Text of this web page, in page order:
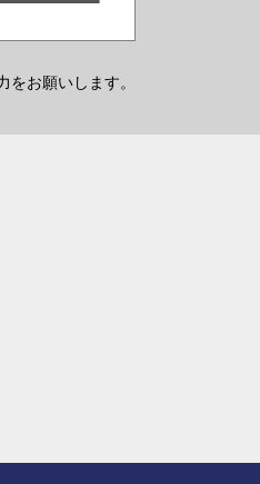
お願いします。